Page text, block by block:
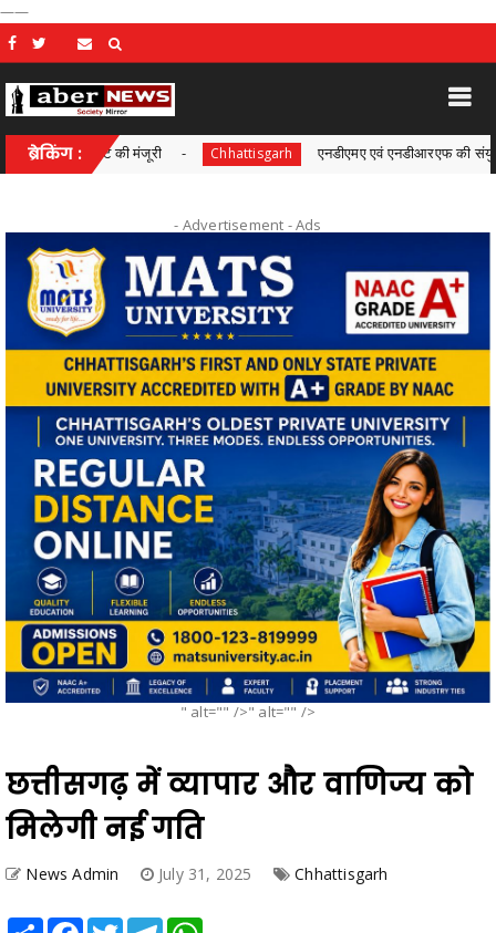
——
ब्रेकिंग :
की मंजूरी Chhattisgarh एनडीएमए एवं एनडीआरएफ की संयुक्त बैठक सम्पन्न
- Advertisement -Ads
" alt="" />" alt="" />
छत्तीसगढ़ में व्यापार और वाणिज्य को
मिलेगी नई गति
News Admin July 31, 2025 Chhattisgarh
Share Facebook
TwitterTelegram